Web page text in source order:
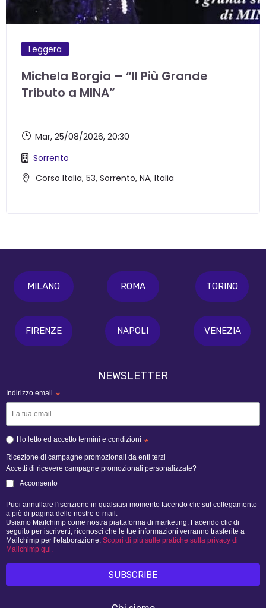
Leggera
Michela Borgia – “Il Più Grande
Tributo a MINA”
Corso Italia, 53, Sorrento, NA, Italia
Sorrento
Mar, 25/08/2026, 20:30
MILANO ROMA TORINO
FIRENZE NAPOLI VENEZIA
NEWSLETTER
Indirizzo email *
Ho letto ed accetto termini e condizioni *
Ricezione di campagne promozionali da enti terzi
Accetti di ricevere campagne promozionali personalizzate?
Acconsento
Puoi annullare l'iscrizione in qualsiasi momento facendo clic sul collegamento
a piè di pagina delle nostre e-mail.
Usiamo Mailchimp come nostra piattaforma di marketing. Facendo clic di
seguito per iscriverti, riconosci che le tue informazioni verranno trasferite a
Mailchimp per l'elaborazione. Scopri di più sulle pratiche sulla privacy di
Mailchimp qui.